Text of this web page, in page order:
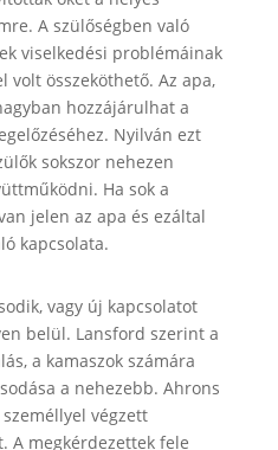
A szülőségben való
viselkedési problémáinak
volt összeköthető. Az apa,
hozzájárulhat a
Nyilván ezt
sokszor nehezen
Ha sok a
jelen az apa és ezáltal
kapcsolata.
vagy új kapcsolatot
belül. Lansford szerint a
a kamaszok számára
a nehezebb. Ahrons
végzett
A megkérdezettek fele